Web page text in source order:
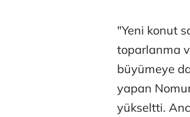
"Yeni konut
toparlanma
büyümeye
yapan
yükseltti.